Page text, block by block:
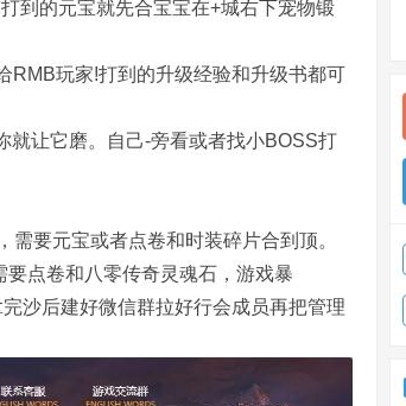
到的元宝就先合宝宝在+城右下宠物锻
RMB玩家!打到的升级经验和升级书都可
就让它磨。自己-旁看或者找小BOSS打
要元宝或者点卷和时装碎片合到顶。
点卷和八零传奇灵魂石，游戏暴
沙后建好微信群拉好行会成员再把管理